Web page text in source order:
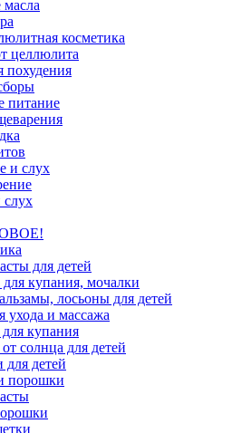
косметика
целлюлита
похудения
питание
и слух
для детей
купания, мочалки
лосьоны для детей
ухода и массажа
купания
солнца для детей
детей
порошки